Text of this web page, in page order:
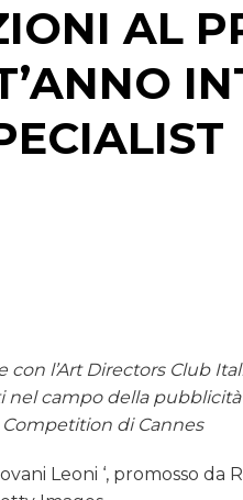
TREND
CASE
OPINIONI
AL
l’Art Directors Club
campo della
Competition di Cannes
Leoni ‘, promosso da